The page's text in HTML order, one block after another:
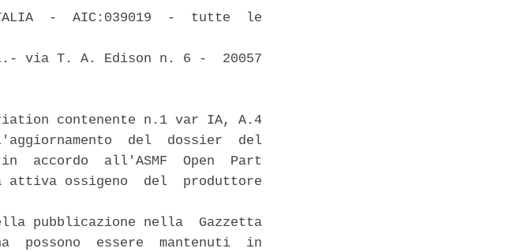
-  AIC:039019  -  tutte  le
via T. A. Edison n. 6 -  20057
contenente n.1 var IA, A.4
del  dossier  del
in  accordo  all'ASMF  Open  Part
attiva ossigeno  del  produttore
pubblicazione nella  Gazzetta
possono  essere  mantenuti  in